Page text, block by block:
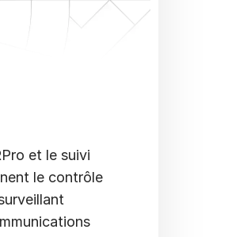
et le suivi
le contrôle